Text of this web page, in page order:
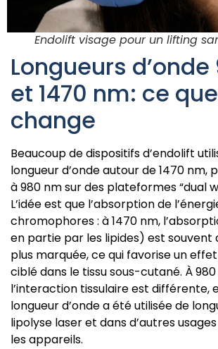
Endolift visage pour un lifting
Longueurs
et 1470 nm: ce
change
Beaucoup de dispositifs d’endolift
longueur d’onde autour de 1470 nm,
à 980 nm sur des plateformes “dual
L’idée est que l’absorption de
chromophores : à 1470 nm,
en partie par les lipides) est
plus marquée, ce qui favorise un
ciblé dans le tissu sous-cutané. À
l’interaction tissulaire est différente,
longueur d’onde a été utilisée de
lipolyse laser et dans d’autres
les appareils.